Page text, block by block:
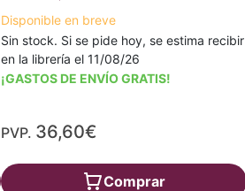
Disponible en breve
Sin stock. Si se pide hoy, se estima recibir
en la librería el 11/08/26
¡GASTOS DE ENVÍO GRATIS!
PVP. 36,60€
Comprar